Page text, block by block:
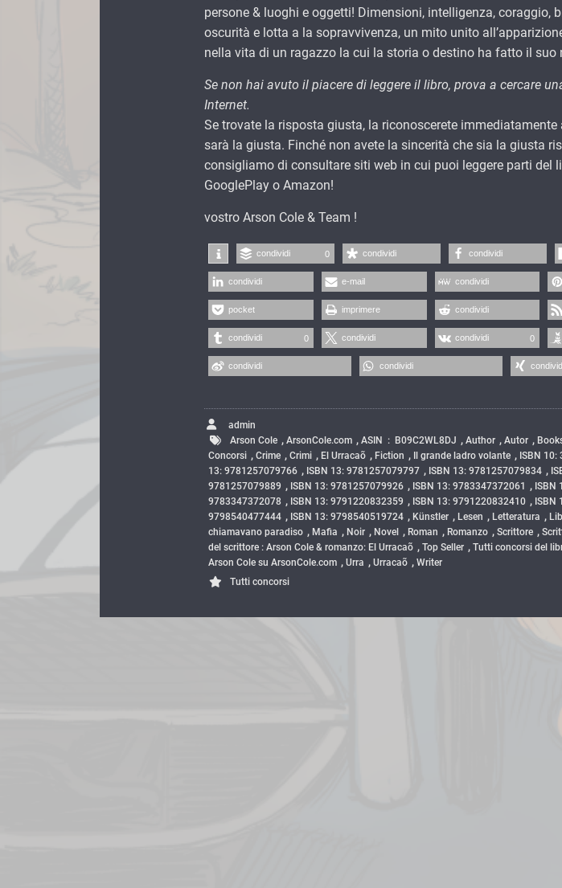
persone & luoghi e oggetti! Dimensioni, intelligenza, coraggio,
oscurità e lotta a la sopravvivenza, un mito unito
nella vita di un ragazzo la cui la storia o destino ha fatto il suo
Se non hai avuto il piacere di leggere il libro, prova a cercare
Internet.
Se trovate la risposta giusta, la riconoscerete
sarà la giusta. Finché non avete la sincerità che sia la giusta
consigliamo di consultare siti web in cui puoi leggere parti del
GooglePlay o Amazon!
vostro Arson Cole & Team !
condividi 0 condividi condividi
condividi e-mail condividi
pocket imprimere condividi
condividi 0 condividi condividi 0
condividi condividi
admin
Arson Cole , ArsonCole.com , ASIN ‏ : ‎ B09C2WL8DJ , Author , Autor ,
Concorsi ,Crime ,Crimi , El Urracaõ , Fiction , Il grande ladro volante , ISBN 10:
13: 9781257079766 , ISBN 13: 9781257079797 , ISBN 13: 9781257079834 ,
9781257079889 , ISBN 13: 9781257079926 , ISBN 13: 9783347372061 , ISBN
9783347372078 , ISBN 13: 9791220832359 , ISBN 13: 9791220832410 , ISBN
9798540477444 , ISBN 13: 9798540519724 , Künstler , Lesen , Letteratura ,
chiamavano paradiso , Mafia , Noir , Novel , Roman , Romanzo ,Scrittore ,
del scrittore : Arson Cole & romanzo: El Urracaõ ,Top Seller ,Tutti concorsi del
Arson Cole su ArsonCole.com ,Urra ,Urracaõ ,Writer
Tutti concorsi